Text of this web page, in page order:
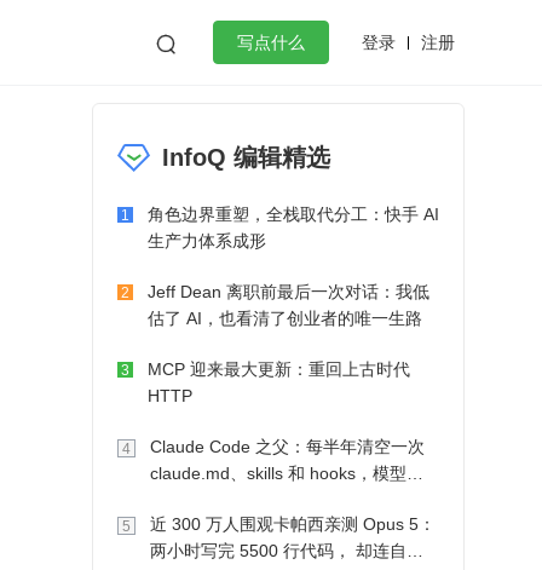
 写点什么 登录 注册
作
微服务架构 flutter
InfoQ 编辑精选
1
角色边界重塑，全栈取代分工：快手 AI
生产力体系成形
2
Jeff Dean 离职前最后一次对话：我低
估了 AI，也看清了创业者的唯一生路
3
MCP 迎来最大更新：重回上古时代
HTTP
4
Claude Code 之父：每半年清空一次
claude.md、skills 和 hooks，模型自
5
近 300 万人围观卡帕西亲测 Opus 5：
两小时写完 5500 行代码， 却连自己